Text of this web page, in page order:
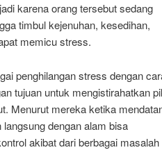
karena orang tersebut sedang
timbul kejenuhan, kesedihan,
memicu stress.
penghilangan stress dengan
tujuan untuk mengistirahatkan
Menurut mereka ketika
dengan alam bisa
akibat dari berbagai